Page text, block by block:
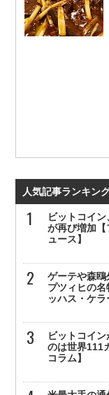
人気記事ランキン
ビットコイ
が再び増加
ュース】
ゲーテや森鴎
プツィヒの
ッハス・ケラ
ビットコイ
のは世界111
コラム】